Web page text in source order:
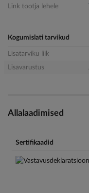
Link tootja lehele
Kogumislati tarvikud
Lisatarviku liik
Lisavarustus
Allalaadimised
Sertifikaadid